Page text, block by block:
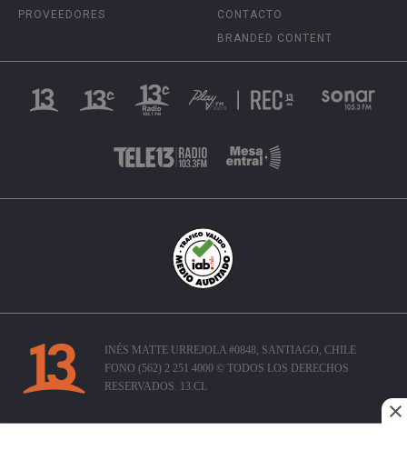
PROVEEDORES
CONTACTO
BRANDED CONTENT
INÉS MATTE URREJOLA #0848, SANTIAGO, CHILE
FONO (562) 2 251 4000 © TODOS LOS DERECHOS
RESERVADOS. 13.CL